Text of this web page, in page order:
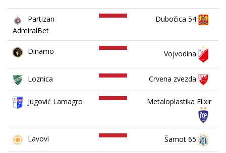
Partizan
AdmiralBet
Dubočica 54
Dinamo Vojvodina
Loznica Crvena zvezda
Jugović Lamagro Metaloplastika Elixir
Lavovi Šamot 65